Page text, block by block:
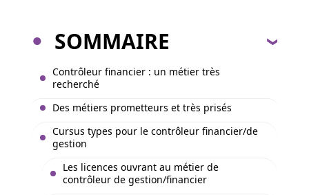
SOMMAIRE
Contrôleur financier : un métier très
recherché
Des métiers prometteurs et très prisés
Cursus types pour le contrôleur financier/de
gestion
Les licences ouvrant au métier de
contrôleur de gestion/financier